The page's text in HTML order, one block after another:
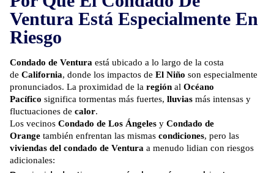
Ventura Está Especialmente En
Riesgo
Condado de Ventura está ubicado a lo largo de la costa
de California, donde los impactos de El Niño son especialmente
pronunciados. La proximidad de la región al Océano
Pacífico significa tormentas más fuertes, lluvias más intensas y
fluctuaciones de calor.
Los vecinos Condado de Los Ángeles y Condado de
Orange también enfrentan las mismas condiciones, pero las
viviendas del condado de Ventura a menudo lidian con riesgos
adicionales: